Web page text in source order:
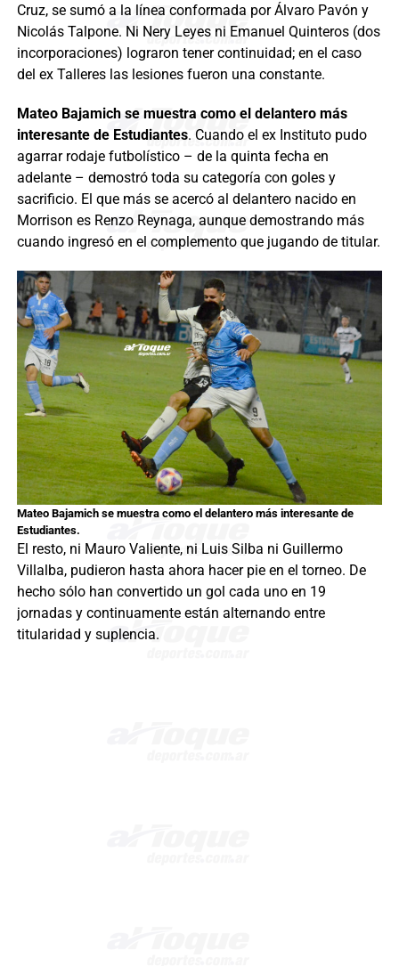
Cruz, se sumó a la línea conformada por Álvaro Pavón y
Nicolás Talpone. Ni Nery Leyes ni Emanuel Quinteros (dos
incorporaciones) lograron tener continuidad; en el caso
del ex Talleres las lesiones fueron una constante.
Mateo Bajamich se muestra como el delantero más
interesante de Estudiantes. Cuando el ex Instituto pudo
agarrar rodaje futbolístico – de la quinta fecha en
adelante – demostró toda su categoría con goles y
sacrificio. El que más se acercó al delantero nacido en
Morrison es Renzo Reynaga, aunque demostrando más
cuando ingresó en el complemento que jugando de titular.
Mateo Bajamich se muestra como el delantero más interesante de
Estudiantes.
El resto, ni Mauro Valiente, ni Luis Silba ni Guillermo
Villalba, pudieron hasta ahora hacer pie en el torneo. De
hecho sólo han convertido un gol cada uno en 19
jornadas y continuamente están alternando entre
titularidad y suplencia.